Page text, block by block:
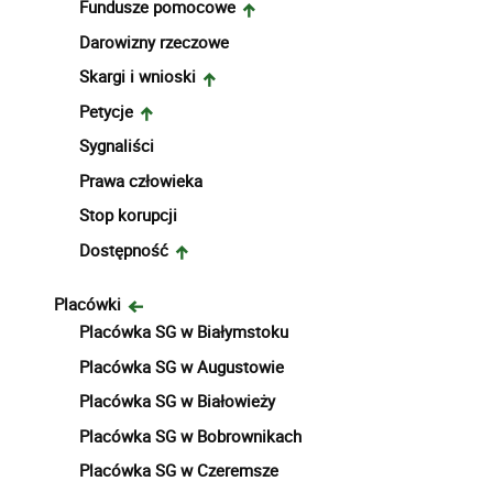
Fundusze pomocowe
Darowizny rzeczowe
Skargi i wnioski
Petycje
Sygnaliści
Prawa człowieka
Stop korupcji
Dostępność
Placówki
Placówka SG w Białymstoku
Placówka SG w Augustowie
Placówka SG w Białowieży
Placówka SG w Bobrownikach
Placówka SG w Czeremsze